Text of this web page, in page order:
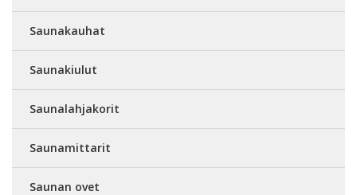
Saunakauhat
Saunakiulut
Saunalahjakorit
Saunamittarit
Saunan ovet